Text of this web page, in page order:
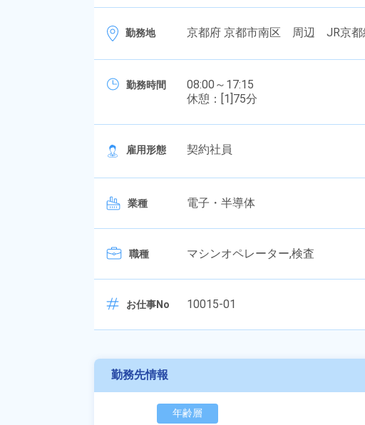
勤務地 京都府 京都市南区 周辺 JR京都
勤務時間
08:00～17:15
休憩：[1]75分
雇用形態 契約社員
業種 電子・半導体
職種 マシンオペレーター,検査
お仕事No 10015-01
勤務先情報
年齢層